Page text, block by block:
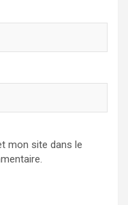
mon site dans le